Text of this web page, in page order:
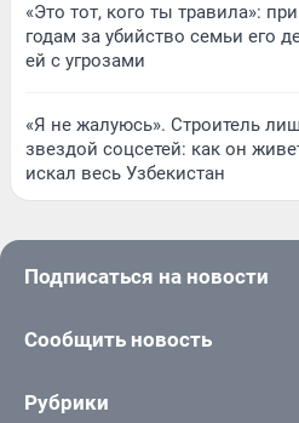
«Это тот, кого ты травила»:
годам за убийство семьи его
ей с угрозами
«Я не жалуюсь». Строитель
звездой соцсетей: как он
искал весь Узбекистан
Подписаться на новости
Сообщить новость
Рубрики